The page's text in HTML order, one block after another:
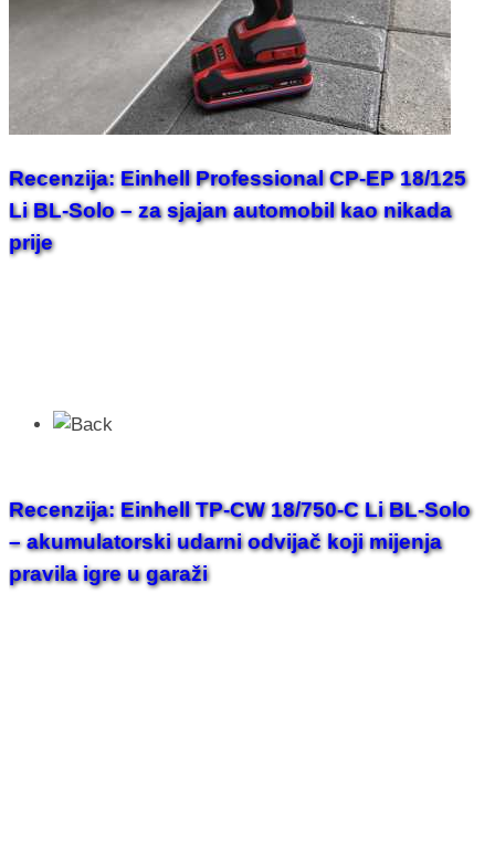
Recenzija: Einhell Professional CP-EP 18/125
Li BL-Solo – za sjajan automobil kao nikada
prije
Recenzija: Einhell TP-CW 18/750-C Li BL-Solo
– akumulatorski udarni odvijač koji mijenja
pravila igre u garaži